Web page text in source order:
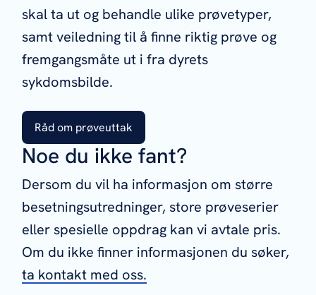
skal ta ut og behandle ulike prøvetyper,
samt veiledning til å finne riktig prøve og
fremgangsmåte ut i fra dyrets
sykdomsbilde.
Råd om prøveuttak
Noe du ikke fant?
Dersom du vil ha informasjon om større
besetningsutredninger, store prøveserier
eller spesielle oppdrag kan vi avtale pris.
Om du ikke finner informasjonen du søker,
ta kontakt med oss.